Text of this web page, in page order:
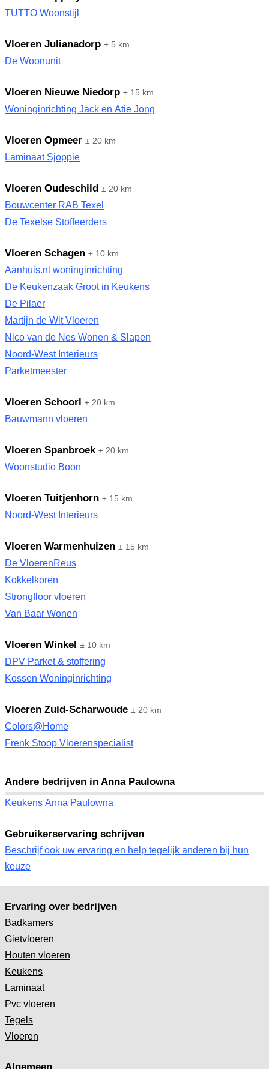
TUTTO Woonstijl
Vloeren Julianadorp ± 5 km
De Woonunit
Vloeren Nieuwe Niedorp ± 15 km
Woninginrichting Jack en Atie Jong
Vloeren Opmeer ± 20 km
Laminaat Sjoppie
Vloeren Oudeschild ± 20 km
Bouwcenter RAB Texel
De Texelse Stoffeerders
Vloeren Schagen ± 10 km
Aanhuis.nl woninginrichting
De Keukenzaak Groot in Keukens
De Pilaer
Martijn de Wit Vloeren
Nico van de Nes Wonen & Slapen
Noord-West Interieurs
Parketmeester
Vloeren Schoorl ± 20 km
Bauwmann vloeren
Vloeren Spanbroek ± 20 km
Woonstudio Boon
Vloeren Tuitjenhorn ± 15 km
Noord-West Interieurs
Vloeren Warmenhuizen ± 15 km
De VloerenReus
Kokkelkoren
Strongfloor vloeren
Van Baar Wonen
Vloeren Winkel ± 10 km
DPV Parket & stoffering
Kossen Woninginrichting
Vloeren Zuid-Scharwoude ± 20 km
Colors@Home
Frenk Stoop Vloerenspecialist
Andere bedrijven in Anna Paulowna
Keukens Anna Paulowna
Gebruikerservaring schrijven
Beschrijf ook uw ervaring en help tegelijk anderen bij hun
keuze
Ervaring over bedrijven
Badkamers
Gietvloeren
Houten vloeren
Keukens
Laminaat
Pvc vloeren
Tegels
Vloeren
Algemeen